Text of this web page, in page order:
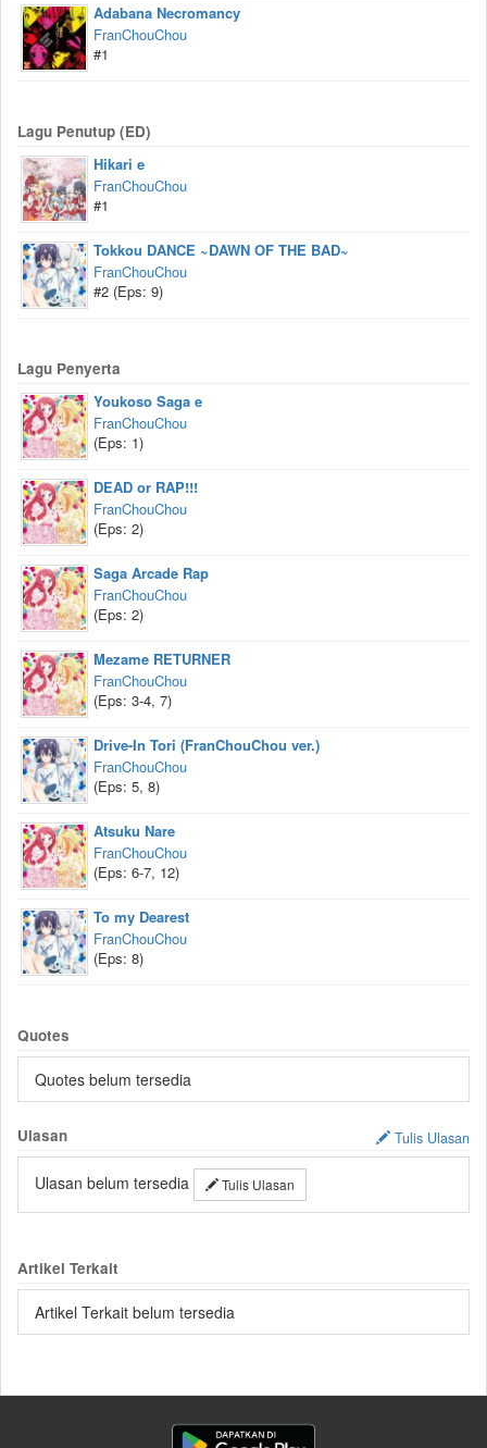
Adabana Necromancy
FranChouChou
#1
Lagu Penutup (ED)
Hikari e
FranChouChou
#1
Tokkou DANCE ~DAWN OF THE BAD~
FranChouChou
#2 (Eps: 9)
Lagu Penyerta
Youkoso Saga e
FranChouChou
(Eps: 1)
DEAD or RAP!!!
FranChouChou
(Eps: 2)
Saga Arcade Rap
FranChouChou
(Eps: 2)
Mezame RETURNER
FranChouChou
(Eps: 3-4, 7)
Drive-In Tori (FranChouChou ver.)
FranChouChou
(Eps: 5, 8)
Atsuku Nare
FranChouChou
(Eps: 6-7, 12)
To my Dearest
FranChouChou
(Eps: 8)
Quotes
Quotes belum tersedia
Ulasan Tulis Ulasan
Ulasan belum tersedia Tulis Ulasan
Artikel Terkait
Artikel Terkait belum tersedia